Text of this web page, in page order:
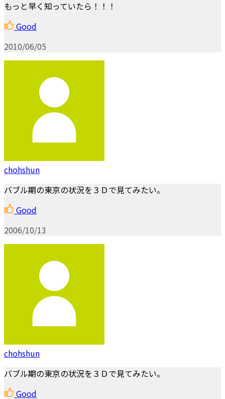
もっと早く知っていたら！！！
Good
2010/06/05
chohshun
バブル期の東京の状況を３Ｄで見てみたい。
Good
2006/10/13
chohshun
バブル期の東京の状況を３Ｄで見てみたい。
Good